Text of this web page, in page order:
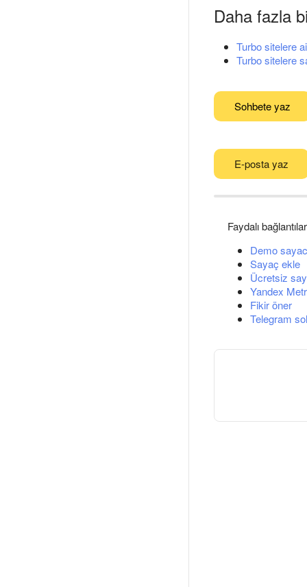
Daha fazla
Turbo sitelere
Turbo sitelere
Sohbete yaz
E-posta yaz
Faydalı bağlantılar
Demo
Sayaç ekle
Ücretsiz
Yandex
Fikir öner
Telegram